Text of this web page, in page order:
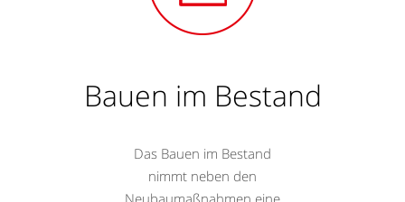
Bauen im Bestand
Das Bauen im Bestand
nimmt neben den
Neubaumaßnahmen eine